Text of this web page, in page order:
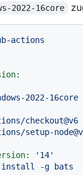
2022-16core
actions
2022-16core
checkout@v6
setup-
'14'
install -g
bats